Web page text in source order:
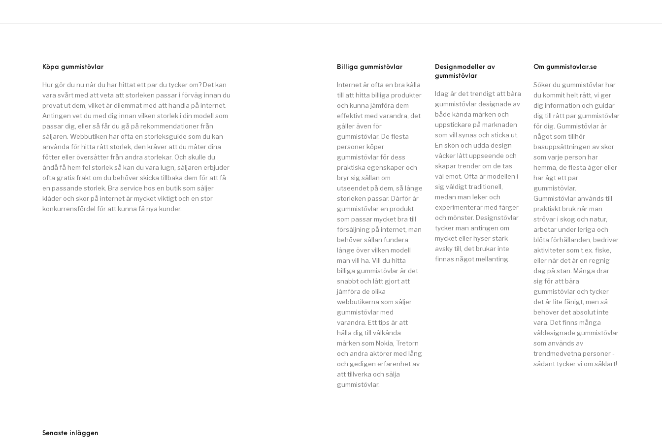
Köpa gummistövlar
Hur gör du nu när du har hittat ett par du tycker om? Det kan
vara svårt med att veta att storleken passar i förväg innan du
provat ut dem, vilket är dilemmat med att handla på internet.
Antingen vet du med dig innan vilken storlek i din modell som
passar dig, eller så får du gå på rekommendationer från
säljaren. Webbutiken har ofta en storleksguide som du kan
använda för hitta rätt storlek, den kräver att du mäter dina
fötter eller översätter från andra storlekar. Och skulle du
ändå få hem fel storlek så kan du vara lugn, säljaren erbjuder
ofta gratis frakt om du behöver skicka tillbaka dem för att få
en passande storlek. Bra service hos en butik som säljer
kläder och skor på internet är mycket viktigt och en stor
konkurrensfördel för att kunna få nya kunder.
Billiga gummistövlar
Internet är ofta en bra källa
till att hitta billiga produkter
och kunna jämföra dem
effektivt med varandra, det
gäller även för
gummistövlar. De flesta
personer köper
gummistövlar för dess
praktiska egenskaper och
bryr sig sällan om
utseendet på dem, så länge
storleken passar. Därför är
gummistövlar en produkt
som passar mycket bra till
försäljning på internet, man
behöver sällan fundera
länge över vilken modell
man vill ha. Vill du hitta
billiga gummistövlar är det
snabbt och lätt gjort att
jämföra de olika
webbutikerna som säljer
gummistövlar med
varandra. Ett tips är att
hålla dig till välkända
märken som Nokia, Tretorn
och andra aktörer med lång
och gedigen erfarenhet av
att tillverka och sälja
gummistövlar.
Designmodeller av
gummistövlar
Idag är det trendigt att bära
gummistövlar designade av
både kända märken och
uppstickare på marknaden
som vill synas och sticka ut.
En skön och udda design
väcker lätt uppseende och
skapar trender om de tas
väl emot. Ofta är modellen i
sig väldigt traditionell,
medan man leker och
experimenterar med färger
och mönster. Designstövlar
tycker man antingen om
mycket eller hyser stark
avsky till, det brukar inte
finnas något mellanting.
Om gummistovlar.se
Söker du gummistövlar har
du kommit helt rätt, vi ger
dig information och guidar
dig till rätt par gummistövlar
för dig. Gummistövlar är
något som tillhör
basuppsättningen av skor
som varje person har
hemma, de flesta äger eller
har ägt ett par
gummistövlar.
Gummistövlar används till
praktiskt bruk när man
strövar i skog och natur,
arbetar under leriga och
blöta förhållanden, bedriver
aktiviteter som t.ex. fiske,
eller när det är en regnig
dag på stan. Många drar
sig för att bära
gummistövlar och tycker
det är lite fånigt, men så
behöver det absolut inte
vara. Det finns många
väldesignade gummistövlar
som används av
trendmedvetna personer -
sådant tycker vi om såklart!
Senaste inläggen